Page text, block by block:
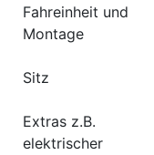
Fahreinheit und
Montage
Sitz
Extras z.B.
elektrischer